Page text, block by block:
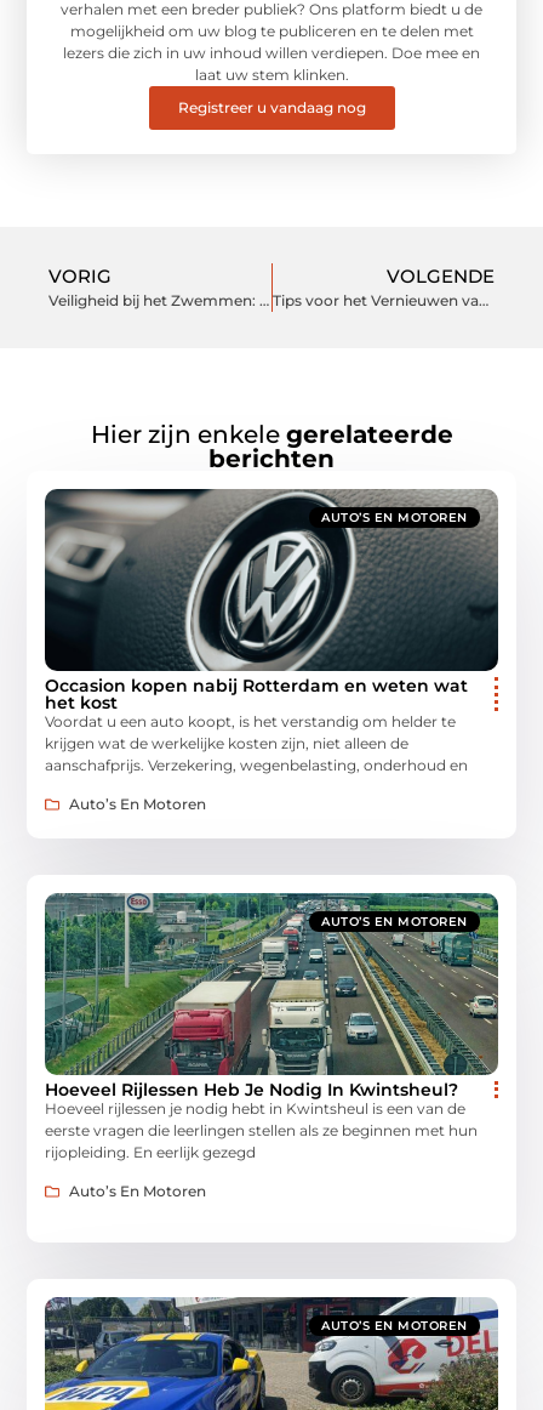
verhalen met een breder publiek? Ons platform biedt u de
mogelijkheid om uw blog te publiceren en te delen met
lezers die zich in uw inhoud willen verdiepen. Doe mee en
laat uw stem klinken.
Registreer u vandaag nog
VORIG
Veiligheid bij het Zwemmen: Restube Nederland
VOLGENDE
Tips voor het Vernieuwen van je Interieur
Hier zijn enkele gerelateerde
berichten
AUTO’S EN MOTOREN
Occasion kopen nabij Rotterdam en weten wat
het kost
Voordat u een auto koopt, is het verstandig om helder te
krijgen wat de werkelijke kosten zijn, niet alleen de
aanschafprijs. Verzekering, wegenbelasting, onderhoud en
Auto’s En Motoren
AUTO’S EN MOTOREN
Hoeveel Rijlessen Heb Je Nodig In Kwintsheul?
Hoeveel rijlessen je nodig hebt in Kwintsheul is een van de
eerste vragen die leerlingen stellen als ze beginnen met hun
rijopleiding. En eerlijk gezegd
Auto’s En Motoren
AUTO’S EN MOTOREN